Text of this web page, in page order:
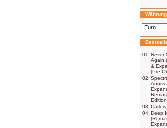
01.
Never
Again
&
(Pre-
02.
03. Catlow
04. Deep